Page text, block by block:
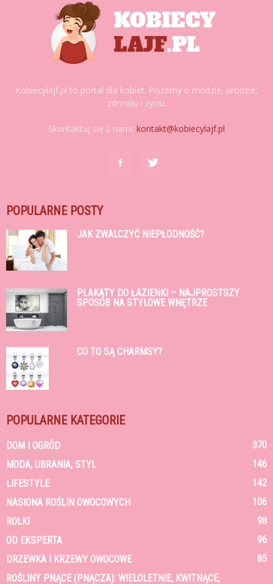
Kobiecylajf.pl to portal dla kobiet. Piszemy o modzie, urodzie,
zdrowiu i życiu.
Skontaktuj się z nami: kontakt@kobiecylajf.pl
POPULARNE POSTY
JAK ZWALCZYĆ NIEPŁODNOŚĆ?
PLAKATY DO ŁAZIENKI – NAJPROSTSZY
SPOSÓB NA STYLOWE WNĘTRZE
CO TO SĄ CHARMSY?
POPULARNE KATEGORIE
DOM I OGRÓD
370
MODA, UBRANIA, STYL
146
LIFESTYLE
142
NASIONA ROŚLIN OWOCOWYCH
106
ROLKI
98
OD EKSPERTA
96
DRZEWKA I KRZEWY OWOCOWE
85
ROŚLINY PNĄCE (PNĄCZA): WIELOLETNIE, KWITNĄCE,